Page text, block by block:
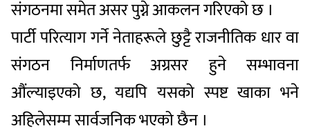
संगठनमा समेत असर पुग्ने आकलन गरिएको छ ।
पार्टी परित्याग गर्ने नेताहरूले छुट्टै राजनीतिक धार वा
संगठन निर्माणतर्फ अग्रसर हुने सम्भावना
औंल्याइएको छ, यद्यपि यसको स्पष्ट खाका भने
अहिलेसम्म सार्वजनिक भएको छैन ।